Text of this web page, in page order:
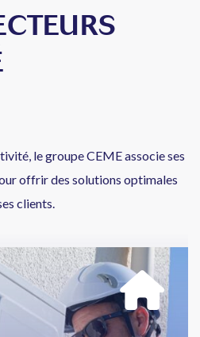
le groupe CEME associe ses
offrir des solutions optimales
clients.